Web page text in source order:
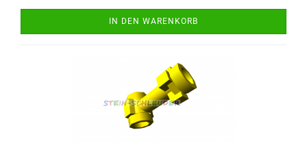
IN DEN WARENKORB